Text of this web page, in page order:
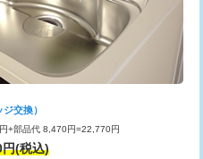
し作
11,000円
使
）使
・修
業）
11,000円
・修
業）
22,000円
掃・修
作業）
33,000円
交換）
+部品代 8,470円=22,770円
(税込)